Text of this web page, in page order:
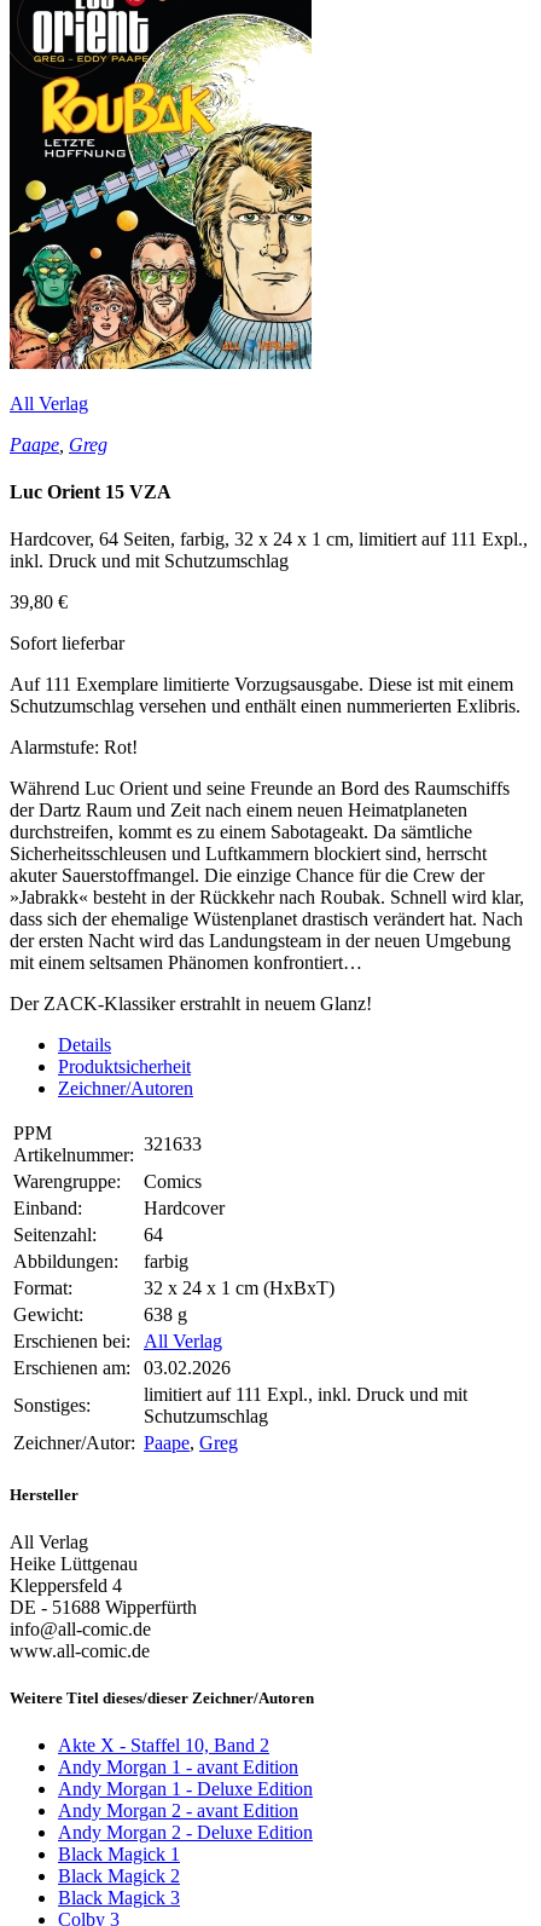
All Verlag
Paape Greg
Luc Orient 15 VZA
Hardcover, 64 Seiten, farbig, 32 x 24 x 1 cm, limitiert auf 111 Expl.,
inkl. Druck und mit Schutzumschlag
39,80 €
Sofort lieferbar
Auf 111 Exemplare limitierte Vorzugsausgabe. Diese ist mit einem
Schutzumschlag versehen und enthält einen nummerierten Exlibris.
Alarmstufe: Rot!
Während Luc Orient und seine Freunde an Bord des Raumschiffs
der Dartz Raum und Zeit nach einem neuen Heimatplaneten
durchstreifen, kommt es zu einem Sabotageakt. Da sämtliche
Sicherheitsschleusen und Luftkammern blockiert sind, herrscht
akuter Sauerstoffmangel. Die einzige Chance für die Crew der
»Jabrakk« besteht in der Rückkehr nach Roubak. Schnell wird klar,
dass sich der ehemalige Wüstenplanet drastisch verändert hat. Nach
der ersten Nacht wird das Landungsteam in der neuen Umgebung
mit einem seltsamen Phänomen konfrontiert…
Der ZACK-Klassiker erstrahlt in neuem Glanz!
Details
Produktsicherheit
Zeichner/Autoren
PPM
Artikelnummer:
321633
Warengruppe:
Comics
Einband:
Hardcover
Seitenzahl:
64
Abbildungen:
farbig
Format:
32 x 24 x 1 cm (HxBxT)
Gewicht:
638 g
Erschienen bei:
All Verlag
Erschienen am:
03.02.2026
Sonstiges:
limitiert auf 111 Expl., inkl. Druck und mit
Schutzumschlag
Zeichner/Autor: Paape, Greg
Hersteller
All Verlag
Heike Lüttgenau
Kleppersfeld 4
DE - 51688 Wipperfürth
info@all-comic.de
www.all-comic.de
Weitere Titel dieses/dieser Zeichner/Autoren
Akte X - Staffel 10, Band 2
Andy Morgan 1 - avant Edition
Andy Morgan 1 - Deluxe Edition
Andy Morgan 2 - avant Edition
Andy Morgan 2 - Deluxe Edition
Black Magick 1
Black Magick 2
Black Magick 3
Colby 3